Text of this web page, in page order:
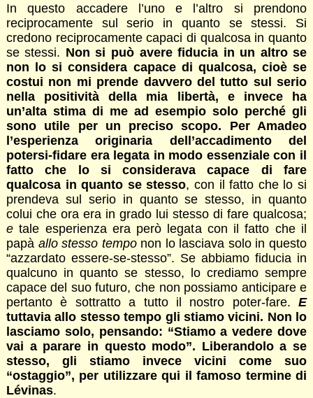
In questo accadere l’uno e l’altro si prendono
reciprocamente sul serio in quanto se stessi. Si
credono reciprocamente capaci di qualcosa in quanto
se stessi. Non si può avere fiducia in un altro se
non lo si considera capace di qualcosa, cioè se
costui non mi prende davvero del tutto sul serio
nella positività della mia libertà, e invece ha
un’alta stima di me ad esempio solo perché gli
sono utile per un preciso scopo. Per Amadeo
l’esperienza originaria dell’accadimento del
potersi-fidare era legata in modo essenziale con il
fatto che lo si considerava capace di fare
qualcosa in quanto se stesso, con il fatto che lo si
prendeva sul serio in quanto se stesso, in quanto
colui che ora era in grado lui stesso di fare qualcosa;
etale esperienza era però legata con il fatto che il
papàallo stesso temponon lo lasciava solo in questo
“azzardato essere-se-stesso”. Se abbiamo fiducia in
qualcuno in quanto se stesso, lo crediamo sempre
capace del suo futuro, che non possiamo anticipare e
pertanto è sottratto a tutto il nostro poter-fare.E
tuttavia allo stesso tempo gli stiamo vicini. Non lo
lasciamo solo, pensando: “Stiamo a vedere dove
vai a parare in questo modo”. Liberandolo a se
stesso, gli stiamo invece vicini come suo
“ostaggio”, per utilizzare qui il famoso termine di
Lévinas.